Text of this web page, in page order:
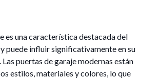
es una característica destacada del
puede influir significativamente en su
puertas de garaje modernas están
estilos, materiales y colores, lo que